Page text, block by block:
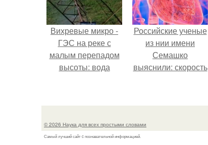
Вихревые микро -
ГЭС на реке с
малым перепадом
высоты: вода
вращает
турбину.
Российские ученые
из нии имени
Семашко
выяснили: скорость
состояния сосудов
© 2026 Наука для всех простыми словами
Самый лучший сайт c познавательной информацией.